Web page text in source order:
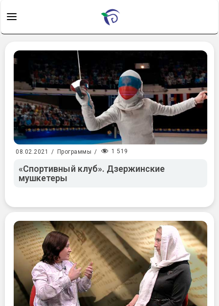
08.02.2021 / Программы / 1 519
«Спортивный клуб». Дзержинские
мушкетеры